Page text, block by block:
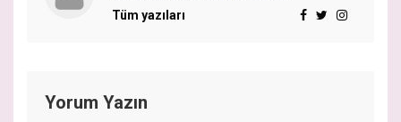
Tüm yazıları
Yorum Yazın